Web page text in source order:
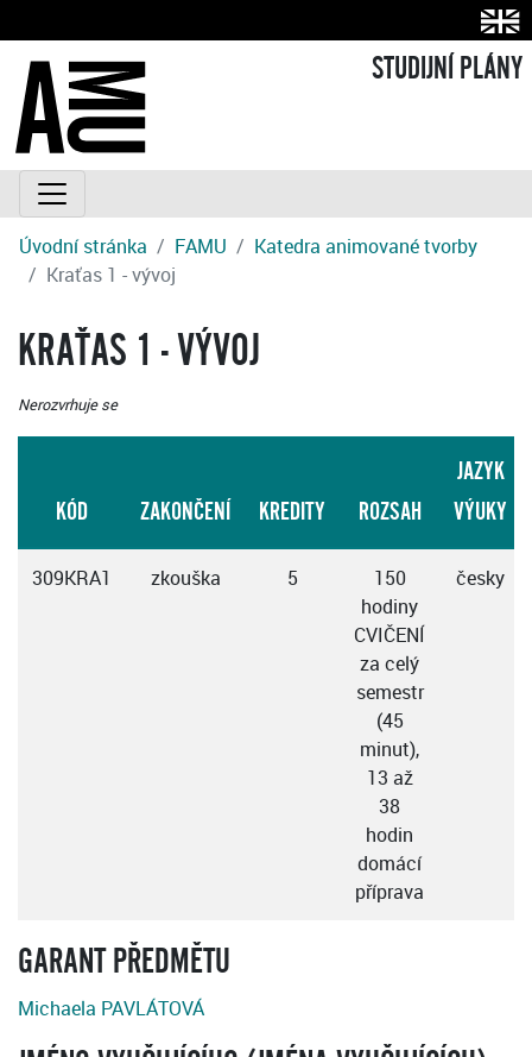
STUDIJNÍ PLÁNY
Úvodní stránka FAMU
Katedra animované tvorby
Kraťas 1 - vývoj
KRAŤAS 1 - VÝVOJ
Nerozvrhuje se
KÓD ZAKONČENÍ KREDITY ROZSAH
JAZYK
VÝUKY
309KRA1 zkouška 5
150
hodiny
CVIČENÍ
za celý
semestr
(45
minut),
13 až
38
hodin
domácí
příprava
česky
GARANT PŘEDMĚTU
Michaela PAVLÁTOVÁ